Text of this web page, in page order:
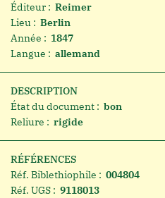
Éditeur : Reimer
Lieu : Berlin
Année : 1847
Langue : allemand
DESCRIPTION
État du document : bon
Reliure : rigide
RÉFÉRENCES
Réf. Biblethiophile : 004804
Réf. UGS : 9118013